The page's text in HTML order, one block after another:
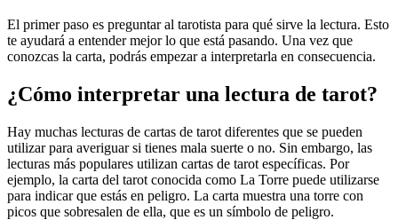
El primer paso es preguntar al tarotista para qué sirve la lectura. Esto
te ayudará a entender mejor lo que está pasando. Una vez que
conozcas la carta, podrás empezar a interpretarla en consecuencia.
¿Cómo interpretar una lectura de tarot?
Hay muchas lecturas de cartas de tarot diferentes que se pueden
utilizar para averiguar si tienes mala suerte o no. Sin embargo, las
lecturas más populares utilizan cartas de tarot específicas. Por
ejemplo, la carta del tarot conocida como La Torre puede utilizarse
para indicar que estás en peligro. La carta muestra una torre con
picos que sobresalen de ella, que es un símbolo de peligro.